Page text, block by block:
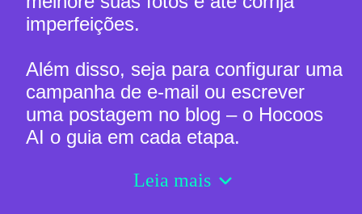
imperfeições.
Além disso, seja para configurar uma
campanha de e-mail ou escrever
uma postagem no blog – o Hocoos
AI o guia em cada etapa.
Leia mais